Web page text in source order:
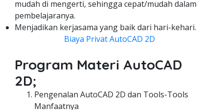
mudah di mengerti, sehingga cepat/mudah dalam
pembelajaranya.
Menjadikan kerjasama yang baik dari hari-kehari.
Biaya Privat AutoCAD 2D
Program Materi AutoCAD
2D;
Pengenalan AutoCAD 2D dan Tools-Tools
Manfaatnya